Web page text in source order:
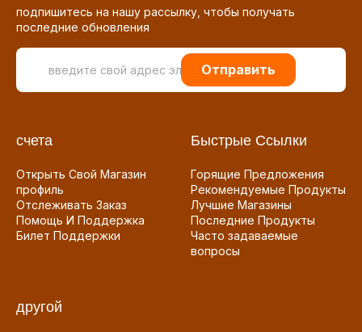
подпишитесь на нашу рассылку, чтобы получать
последние обновления
Отправить
счета
Открыть Свой Магазин
профиль
Отслеживать Заказ
Помощь И Поддержка
Билет Поддержки
Быстрые Ссылки
Горящие Предложения
Рекомендуемые Продукты
Лучшие Магазины
Последние Продукты
Часто задаваемые
вопросы
другой